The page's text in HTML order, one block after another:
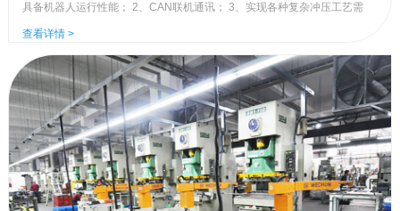
具备机器人运行性能； 2、CAN联机通讯； 3、实现各种复杂冲压工艺需
求，简单易用的行业专机教导模式； 4、高速运行，一分钟可实现产品15个
查看详情 >